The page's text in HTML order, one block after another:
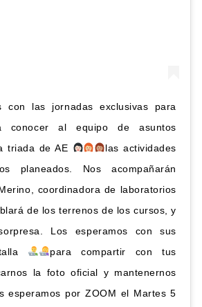
con las jornadas exclusivas para
conocer al equipo de asuntos
triada de AE
las actividades
planeados. Nos acompañarán
coordinadora de laboratorios
de los terrenos de los cursos, y
Los esperamos con sus
para compartir con tus
la foto oficial y mantenernos
esperamos por ZOOM el Martes 5